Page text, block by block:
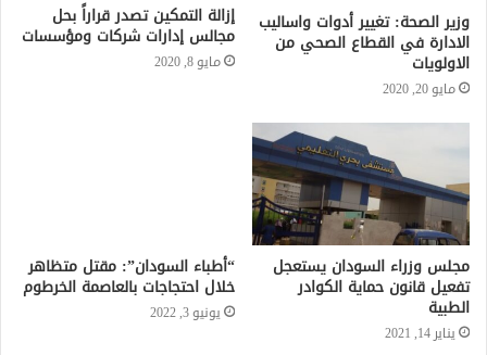
وزير الصحة: تغيير أدوات واساليب
الادارة في القطاع الصحي من
الاولويات
مايو 20, 2020
إزالة التمكين تصدر قراراً بحل
مجالس إدارات شركات ومؤسسات
مايو 8, 2020
مجلس وزراء السودان يستعجل
تفعيل قانون حماية الكوادر
الطبية
يناير 14, 2021
“أطباء السودان”: مقتل متظاهر
خلال احتجاجات بالعاصمة الخرطوم
يونيو 3, 2022